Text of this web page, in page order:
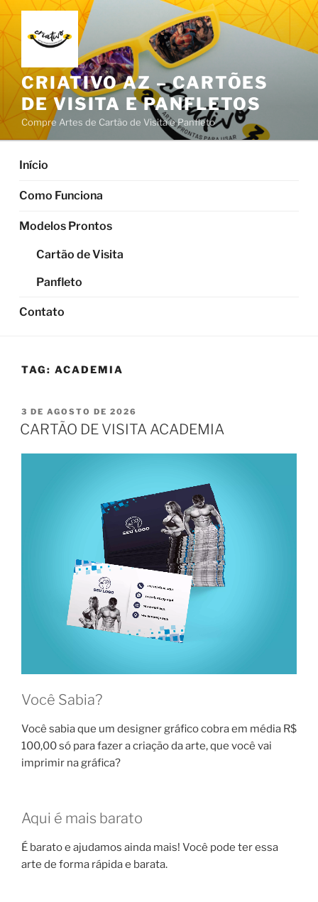
Pular
para
o
conteúdo
CRIATIVO AZ – CARTÕES
DE VISITA E PANFLETOS
Compre Artes de Cartão de Visita e Panfleto
Início
Como Funciona
Modelos Prontos
Cartão de Visita
Panfleto
Contato
TAG: ACADEMIA
PUBLICADO
EM
3 DE AGOSTO DE 2026
CARTÃO DE VISITA ACADEMIA
Você Sabia?
Você sabia que um designer gráfico cobra em média R$
100,00 só para fazer a criação da arte, que você vai
imprimir na gráfica?
Aqui é mais barato
É barato e ajudamos ainda mais! Você pode ter essa
arte de forma rápida e barata.